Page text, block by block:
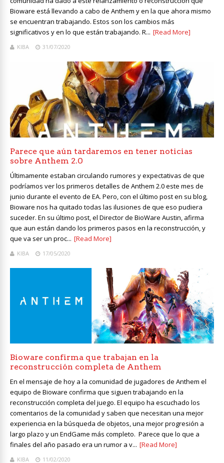
Bioware está llevando a cabo de Anthem y en la que ahora mismo
se encuentran trabajando. Estos son los cambios más
significativos y en lo que están trabajando. R... [Read More]
KIBA 31/07/2020
Parece que aún tardaremos en tener noticias
sobre Anthem 2.0
Últimamente estaban circulando rumores y expectativas de que
podríamos ver los primeros detalles de Anthem 2.0 este mes de
junio durante el evento de EA. Pero, con el último post en su blog,
Bioware nos ha quitado todas las ilusiones de que eso pudiera
suceder. En su último post, el Director de BioWare Austin, afirma
que aun están dando los primeros pasos en la reconstrucción, y
que va ser un proc... [Read More]
KIBA 17/05/2020
Bioware confirma que trabajan en la
reconstrucción completa de Anthem
En el mensaje de hoy a la comunidad de jugadores de Anthem el
equipo de Bioware confirma que siguen trabajando en la
reconstrucción completa del juego. El equipo ha escuchado los
comentarios de la comunidad y saben que necesitan una mejor
experiencia en la búsqueda de objetos, una mejor progresión a
largo plazo y un EndGame más completo. Parece que lo que a
finales del año pasado era un rumor a v... [Read More]
KIBA 11/02/2020